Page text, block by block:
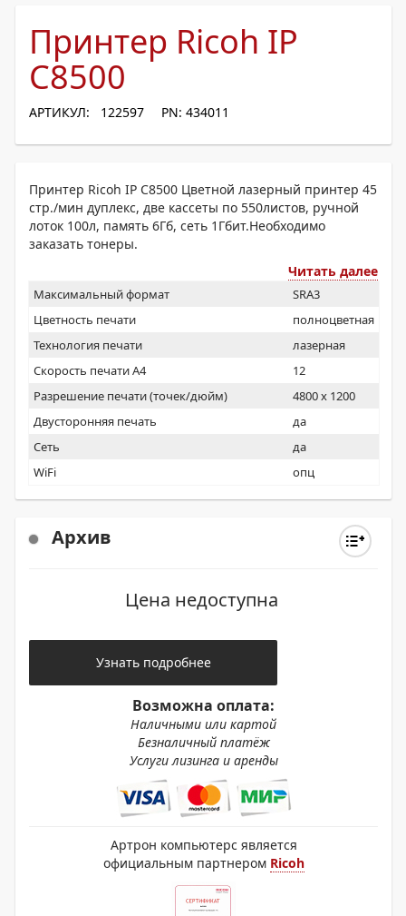
Принтер Ricoh IP
C8500
АРТИКУЛ: 122597 PN: 434011
Принтер Ricoh IP C8500 Цветной лазерный принтер 45
стр./мин дуплекс, две кассеты по 550листов, ручной
лоток 100л, память 6Гб, сеть 1Гбит.Необходимо
заказать тонеры.
Читать далее
Максимальный формат
SRA3
Цветность печати
полноцветная
Технология печати
лазерная
Скорость печати А4
12
Разрешение печати (точек/дюйм)
4800 x 1200
Двусторонняя печать
да
Сеть
да
WiFi
опц
Архив
Цена недоступна
Узнать подробнее
Возможна оплата:
Наличными или картой
Безналичный платёж
Услуги лизинга и аренды
Артрон компьютерс является
официальным партнером Ricoh